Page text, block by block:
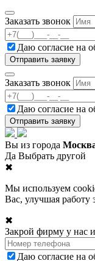
Заказать звонок
Даю согласие на
Заказать звонок
Даю согласие на
Вы из города
Да Выбрать другой
✖
Мы используем
Вас, улучшая работу
✖
Закрой фирму у нас
Даю согласие на